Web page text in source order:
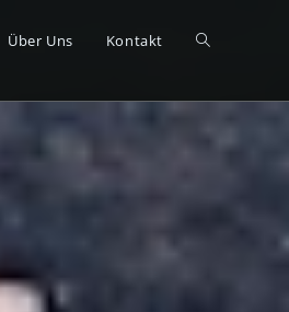
Über Uns Kontakt